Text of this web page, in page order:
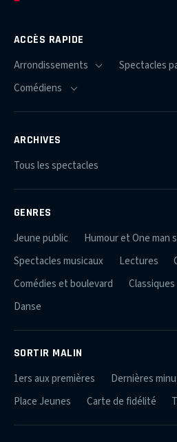
ACCÈS RAPIDE
ARCHIVES
Tous les spectacles
GENRES
Jeune public
Humour et One man
Spectacles musicaux
Lectures
Comédies et boulevard
Classiques
Danse
SORTIR MALIN
1ers aux premières Dernières
Place Jeunes
Carte de fidélité